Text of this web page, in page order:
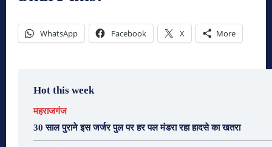
WhatsApp Facebook X More
Hot this week
महराजगंज
30 साल पुराने इस जर्जर पुल पर हर पल मंडरा रहा हादसे का खतरा